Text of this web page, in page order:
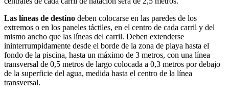
Las líneas de destino deben colocarse en las paredes de los
extremos o en los paneles táctiles, en el centro de cada carril y del
mismo ancho que las líneas del carril. Deben extenderse
ininterrumpidamente desde el borde de la zona de playa hasta el
fondo de la piscina, hasta un máximo de 3 metros, con una línea
transversal de 0,5 metros de largo colocada a 0,3 metros por debajo
de la superficie del agua, medida hasta el centro de la línea
transversal.